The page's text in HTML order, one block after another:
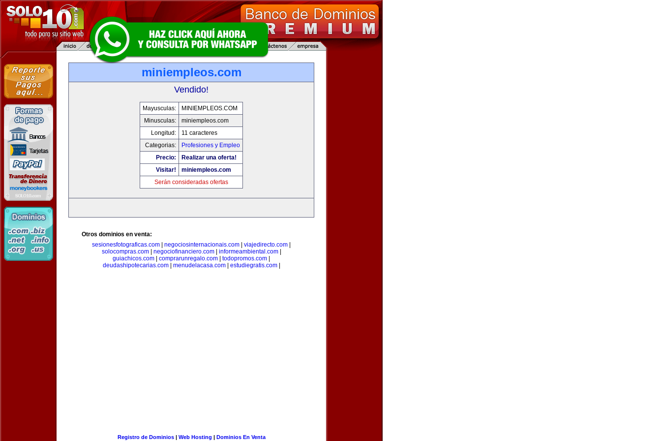
miniempleos.com
Vendido!
Mayusculas:
MINIEMPLEOS.COM
Minusculas:
miniempleos.com
Longitud:
11 caracteres
Categorias:
Profesiones y Empleo
Precio:
Realizar una oferta!
Visitar!
miniempleos.com
Serán consideradas ofertas
Otros dominios en venta:
sesionesfotograficas.com
negociosinternacionais.com viajedirecto.com
solocompras.com| negociofinanciero.com| informeambiental.com|
guiachicos.com
comprarunregalo.com todopromos.com
deudashipotecarias.com| menudelacasa.com| estudiegratis.com|
Registro de Dominios| Web Hosting | Dominios En Venta